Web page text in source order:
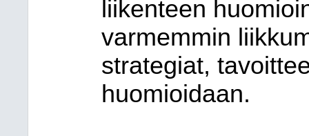
liikenteen
varmemmin
strategiat,
huomioidaan.